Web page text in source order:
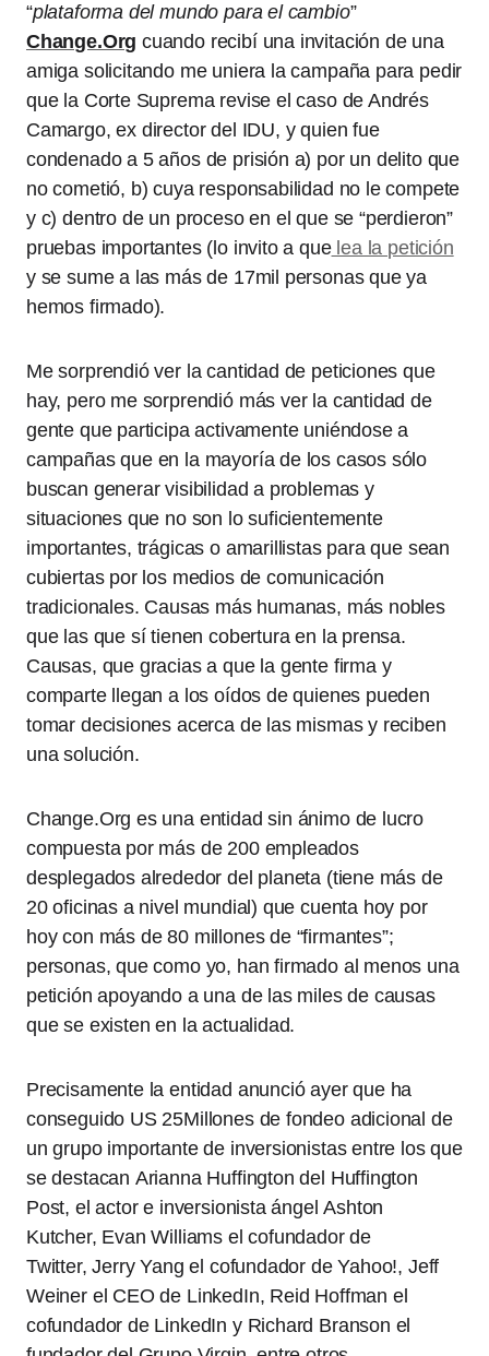
“plataforma del mundo para el cambio”
Change.Org cuando recibí una invitación de una
amiga solicitando me uniera la campaña para pedir
que la Corte Suprema revise el caso de Andrés
Camargo, ex director del IDU, y quien fue
condenado a 5 años de prisión a) por un delito que
no cometió, b) cuya responsabilidad no le compete
y c) dentro de un proceso en el que se “perdieron”
pruebas importantes (lo invito a quelea la petición
y se sume a las más de 17mil personas que ya
hemos firmado).
Me sorprendió ver la cantidad de peticiones que
hay, pero me sorprendió más ver la cantidad de
gente que participa activamente uniéndose a
campañas que en la mayoría de los casos sólo
buscan generar visibilidad a problemas y
situaciones que no son lo suficientemente
importantes, trágicas o amarillistas para que sean
cubiertas por los medios de comunicación
tradicionales. Causas más humanas, más nobles
que las que sí tienen cobertura en la prensa.
Causas, que gracias a que la gente firma y
comparte llegan a los oídos de quienes pueden
tomar decisiones acerca de las mismas y reciben
una solución.
Change.Org es una entidad sin ánimo de lucro
compuesta por más de 200 empleados
desplegados alrededor del planeta (tiene más de
20 oficinas a nivel mundial) que cuenta hoy por
hoy con más de 80 millones de “firmantes”;
personas, que como yo, han firmado al menos una
petición apoyando a una de las miles de causas
que se existen en la actualidad.
Precisamente la entidad anunció ayer que ha
conseguido US 25Millones de fondeo adicional de
un grupo importante de inversionistas entre los que
se destacan Arianna Huffington del Huffington
Post, el actor e inversionista ángelAshton
Kutcher, Evan Williams el cofundador de
Twitter,Jerry Yang el cofundador de Yahoo!, Jeff
Weiner el CEO de LinkedIn, Reid Hoffman el
cofundador de LinkedIn y Richard Branson el